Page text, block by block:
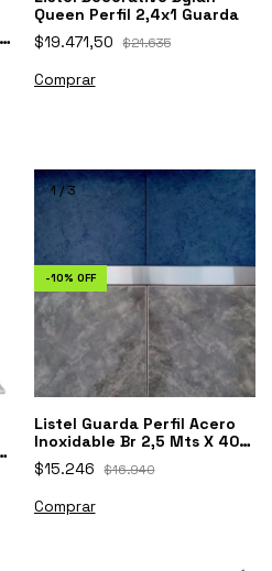
Queen Perfil 2,4x1 Guarda
$19.471,50
$21.635
1/3
-10% OFF
Listel Guarda Perfil Acero
Inoxidable Br 2,5 Mts X 40
Mm brilllante
$15.246 $16.940